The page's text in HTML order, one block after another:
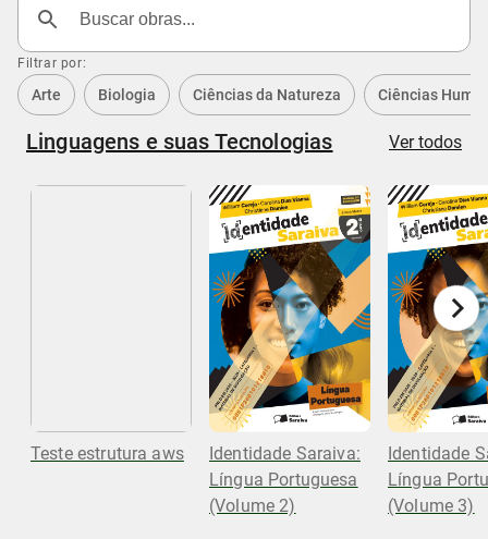
Filtrar por:
Arte Biologia Ciências da Natureza Ciências
Linguagens e suas Tecnologias Ver todos
Teste estrutura aws
Identidade Saraiva:
Língua Portuguesa
(Volume 2)
Identidade
Língua
(Volume 3)